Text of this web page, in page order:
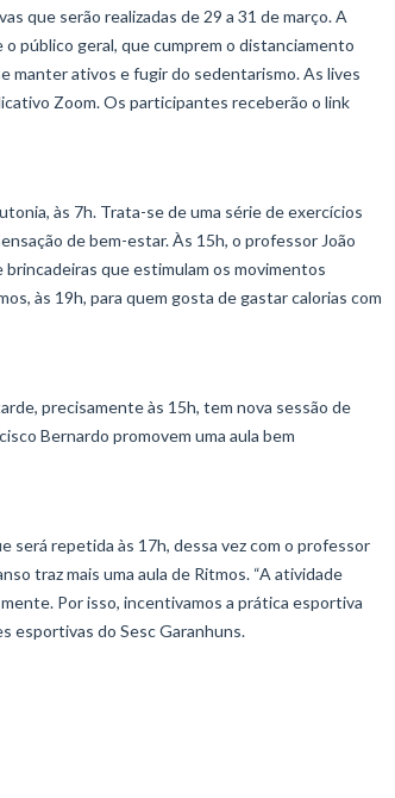
que serão realizadas de 29 a 31 de março. A
público geral, que cumprem o distanciamento
manter ativos e fugir do sedentarismo. As lives
Zoom. Os participantes receberão o link
às 7h. Trata-se de uma série de exercícios
de bem-estar. Às 15h, o professor João
brincadeiras que estimulam os movimentos
às 19h, para quem gosta de gastar calorias com
precisamente às 15h, tem nova sessão de
Bernardo promovem uma aula bem
será repetida às 17h, dessa vez com o professor
traz mais uma aula de Ritmos. “A atividade
Por isso, incentivamos a prática esportiva
esportivas do Sesc Garanhuns.